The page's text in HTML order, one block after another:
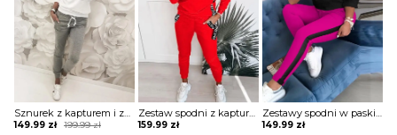
Sznurek z kapturem i zestawami colorblock komplet Sofiya
199.99zł
Original
149.99 zł
Current
Zestaw spodni z kapturem i kieszeniami nadrukiem w literę komplet Bilke
159.99 zł
Zestawy spodni w paski top & colorblock z nadrukiem ust komplet Etti
149.99 zł